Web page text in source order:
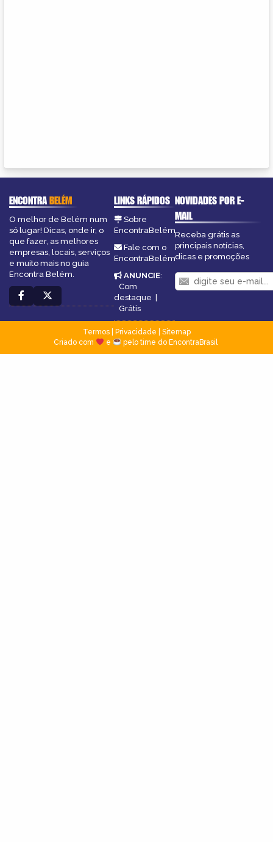
ENCONTRABELÉM
O melhor de Belém num
só lugar! Dicas, onde ir, o
que fazer, as melhores
empresas, locais, serviços
e muito mais no guia
Encontra Belém.
LINKS RÁPIDOS
Sobre
EncontraBelém
Fale com o
EncontraBelém
ANUNCIE:
Com
destaque |
Grátis
NOVIDADES POR E-
MAIL
Receba grátis as
principais notícias,
dicas e promoções
Termos| Privacidade
Sitemap
Criado com
e pelo time do EncontraBrasil